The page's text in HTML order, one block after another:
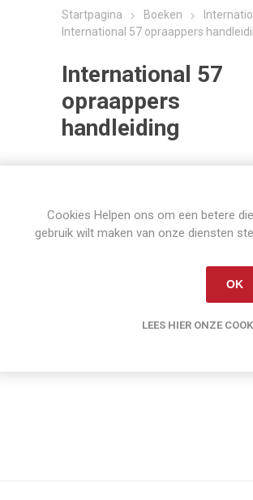
Startpagina Boeken
International 57 opraappers
International 57
opraappers
handleiding
Boek is in principe nieuw, geen
gebruikt.
Cookies Helpen ons om een betere
gebruik wilt maken van onze diensten
OK
LEES HIER ONZE